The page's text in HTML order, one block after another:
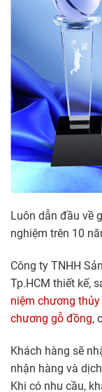
Luôn dẫn đầu về
nghiệm trên 10
Công ty TNHH
Tp.HCM thiết kế,
niệm chương thủy
chương gỗ đồng,
Khách hàng sẽ
nhận hàng và
Khi có nhu cầu,